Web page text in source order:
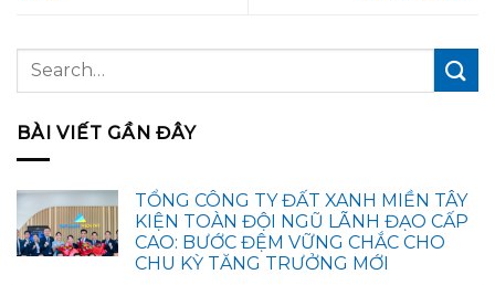
BÀI VIẾT GẦN ĐÂY
TỔNG CÔNG TY ĐẤT XANH MIỀN TÂY
KIỆN TOÀN ĐỘI NGŨ LÃNH ĐẠO CẤP
CAO: BƯỚC ĐỆM VỮNG CHẮC CHO
CHU KỲ TĂNG TRƯỞNG MỚI